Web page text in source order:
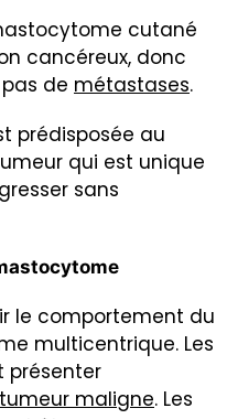
cutané
cancéreux, donc
de métastases.
prédisposée au
qui est unique
sans
le comportement du
multicentrique. Les
présenter
tumeur maligne. Les